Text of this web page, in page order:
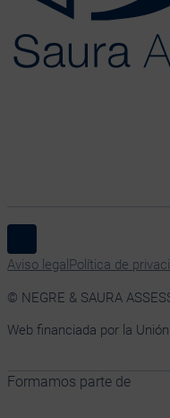
Síguenos en Linkedin
Aviso legal Política de
© NEGRE & SAURA
Web financiada por la
Formamos parte de